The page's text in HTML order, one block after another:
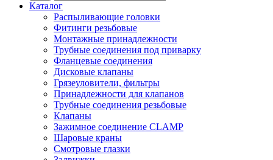
Каталог
Распыливающие головки
Фитинги резьбовые
Монтажные принадлежности
Трубные соединения под приварку
Фланцевые соединения
Дисковые клапаны
Грязеуловители, фильтры
Принадлежности для клапанов
Трубные соединения резьбовые
Клапаны
Зажимное соединение CLAMP
Шаровые краны
Смотровые глазки